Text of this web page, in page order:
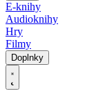
E-knihy
Audioknihy
Hry
Filmy
Doplnky